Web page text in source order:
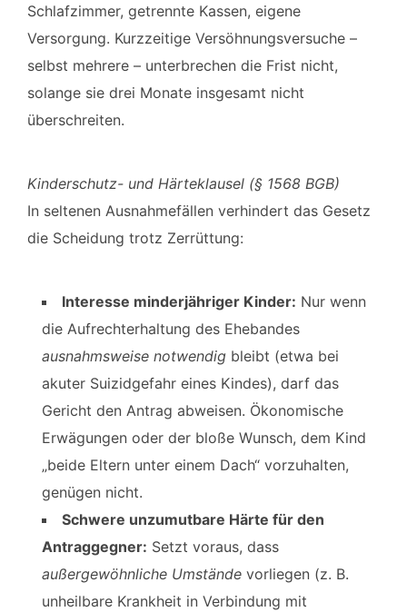
Schlafzimmer, getrennte Kassen, eigene
Versorgung. Kurzzeitige Versöhnungsversuche –
selbst mehrere – unterbrechen die Frist nicht,
solange sie drei Monate insgesamt nicht
überschreiten.
Kinderschutz- und Härteklausel (§ 1568 BGB)
In seltenen Ausnahmefällen verhindert das Gesetz
die Scheidung trotz Zerrüttung:
Interesse minderjähriger Kinder: Nur wenn
die Aufrechterhaltung des Ehebandes
ausnahmsweise notwendig bleibt (etwa bei
akuter Suizidgefahr eines Kindes), darf das
Gericht den Antrag abweisen. Ökonomische
Erwägungen oder der bloße Wunsch, dem Kind
„beide Eltern unter einem Dach“ vorzuhalten,
genügen nicht.
Schwere unzumutbare Härte für den
Antraggegner: Setzt voraus, dass
außergewöhnliche Umstände vorliegen (z. B.
unheilbare Krankheit in Verbindung mit